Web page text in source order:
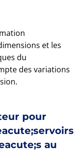
et les
du
des variations
pour
au